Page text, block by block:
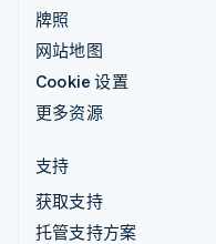
牌照
网站地图
Cookie 设置
更多资源
支持
获取支持
托管支持方案